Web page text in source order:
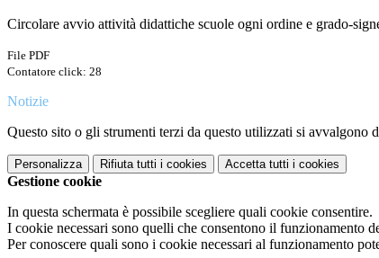
Circolare avvio attività didattiche scuole ogni ordine e grado-
File PDF
Contatore click: 28
Notizie
Questo sito o gli strumenti terzi da questo utilizzati si
Personalizza Rifiuta tutti i cookies Accetta tutti i cookies
Gestione cookie
In questa schermata è possibile scegliere quali cookie consentire.
I cookie necessari sono quelli che consentono il funzionamento
Per conoscere quali sono i cookie necessari al funzionamento